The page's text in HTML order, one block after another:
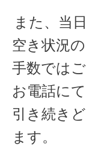
また、当
空き状況
手数では
お電話に
引き続き
ます。